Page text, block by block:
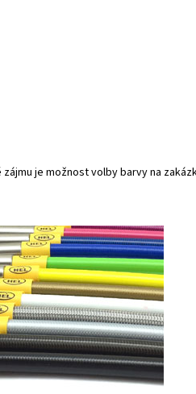
je možnost volby barvy na